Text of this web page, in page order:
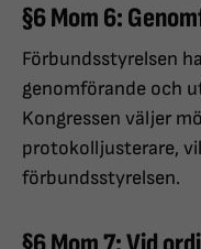
§6 Mom 6:
Förbundsstyrelsen
genomförande och
Kongressen väljer
protokolljusterare,
förbundsstyrelsen.